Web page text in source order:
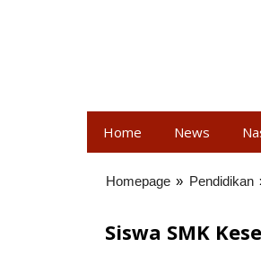
Home News
Homepage » Pendidikan
Siswa SMK